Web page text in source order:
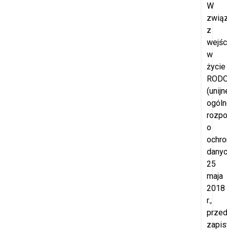
W
z
w
życie
o
25
maja
2018
r.,